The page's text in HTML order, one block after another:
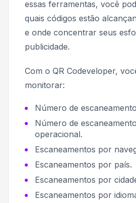
essas ferramentas, você
quais códigos estão
e onde concentrar seus
publicidade.
Com o QR Codeveloper,
monitorar:
Número de
Número de
operacional.
Escaneamentos por
Escaneamentos por país.
Escaneamentos por
Escaneamentos por